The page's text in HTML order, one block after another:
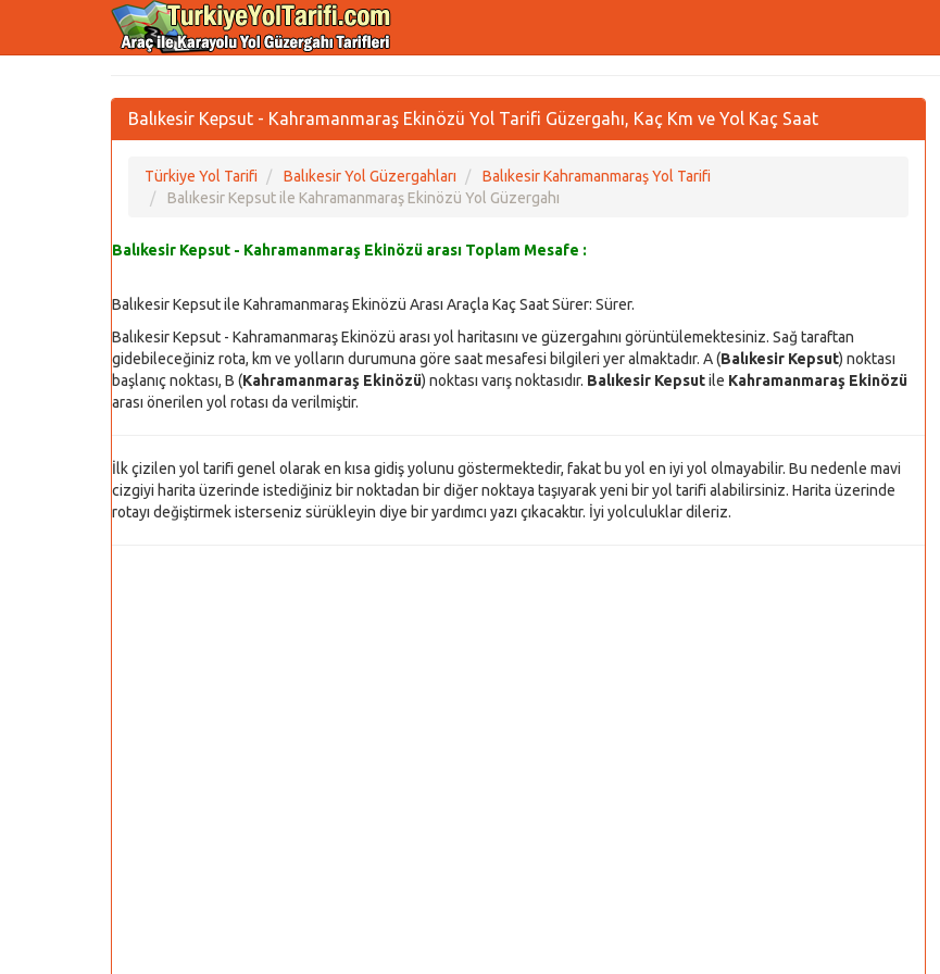
Balıkesir Kepsut - Kahramanmaraş Ekinözü Yol Tarifi Güzergahı, Kaç Km ve Yol Kaç Saat
Türkiye Yol Tarifi Balıkesir Yol Güzergahları
Balıkesir Kahramanmaraş Yol Tarifi
Balıkesir Kepsut ile Kahramanmaraş Ekinözü Yol Güzergahı
Balıkesir Kepsut - Kahramanmaraş Ekinözü arası Toplam Mesafe :
Balıkesir Kepsut ile Kahramanmaraş Ekinözü Arası Araçla Kaç Saat Sürer: Sürer.
Balıkesir Kepsut - Kahramanmaraş Ekinözü arası yol haritasını ve güzergahını görüntülemektesiniz. Sağ taraftan
gidebileceğiniz rota, km ve yolların durumuna göre saat mesafesi bilgileri yer almaktadır. A (Balıkesir Kepsut) noktası
başlanıç noktası, B (Kahramanmaraş Ekinözü) noktası varış noktasıdır. Balıkesir Kepsutile Kahramanmaraş Ekinözü
arası önerilen yol rotası da verilmiştir.
İlk çizilen yol tarifi genel olarak en kısa gidiş yolunu göstermektedir, fakat bu yol en iyi yol olmayabilir. Bu nedenle mavi
cizgiyi harita üzerinde istediğiniz bir noktadan bir diğer noktaya taşıyarak yeni bir yol tarifi alabilirsiniz. Harita üzerinde
rotayı değiştirmek isterseniz sürükleyin diye bir yardımcı yazı çıkacaktır. İyi yolculuklar dileriz.